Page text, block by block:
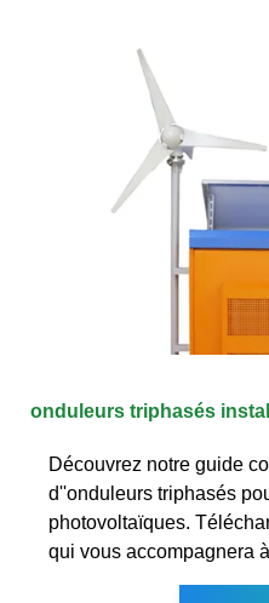
onduleurs triphasés
Découvrez notre guide
d''onduleurs triphasés
photovoltaïques.
qui vous accompagnera